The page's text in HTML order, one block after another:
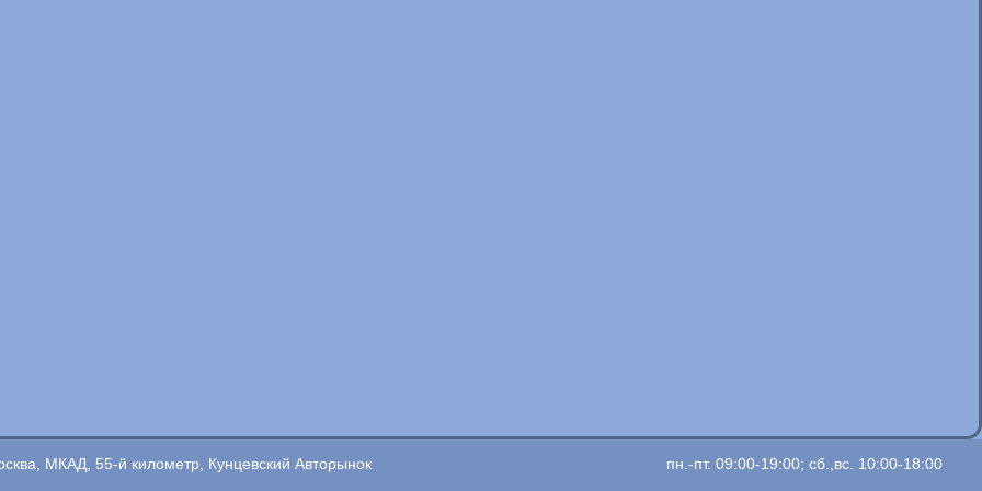
МКАД, 55-й километр, Кунцевский Авторынок пн.-пт. 09:00-19:00; сб.,вс. 10:00-18:00